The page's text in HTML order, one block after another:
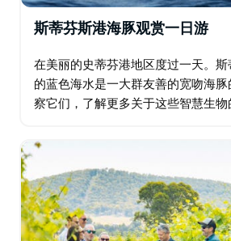
斯蒂芬斯港海豚观赏一日游
在美丽的史蒂芬港地区度过一天。
的蓝色海水是一大群友善的宽吻海
察它们，了解更多关于这些智慧生
四轮驱动车。这是他们最受欢迎的旅